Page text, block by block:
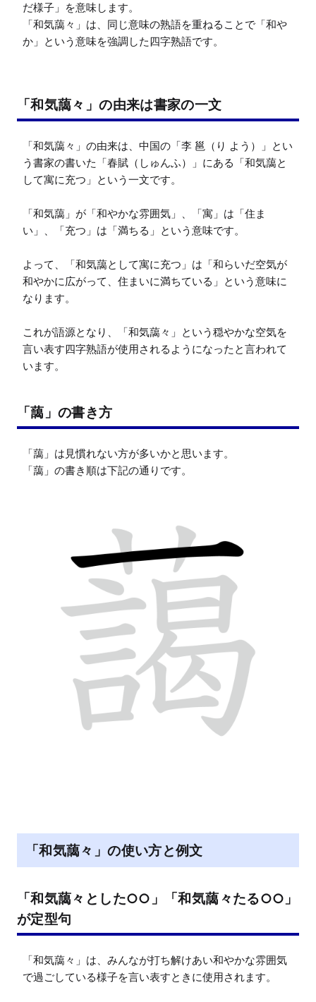
だ様子」を意味します。
「和気藹々」は、同じ意味の熟語を重ねることで「和や
か」という意味を強調した四字熟語です。
「和気藹々」の由来は書家の一文
「和気藹々」の由来は、中国の「李 邕（り よう）」とい
う書家の書いた「春賦（しゅんふ）」にある「和気藹と
して寓に充つ」という一文です。
「和気藹」が「和やかな雰囲気」、「寓」は「住ま
い」、「充つ」は「満ちる」という意味です。
よって、「和気藹として寓に充つ」は「和らいだ空気が
和やかに広がって、住まいに満ちている」という意味に
なります。
これが語源となり、「和気藹々」という穏やかな空気を
言い表す四字熟語が使用されるようになったと言われて
います。
「藹」の書き方
「藹」は見慣れない方が多いかと思います。
「藹」の書き順は下記の通りです。
「和気藹々」の使い方と例文
「和気藹々とした○○」「和気藹々たる○○」
が定型句
「和気藹々」は、みんなが打ち解けあい和やかな雰囲気
で過ごしている様子を言い表すときに使用されます。